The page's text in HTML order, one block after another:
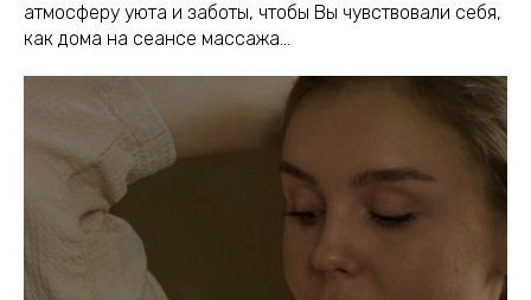
атмосферу уюта и заботы, чтобы Вы чувствовали себя,
как дома на сеансе массажа…